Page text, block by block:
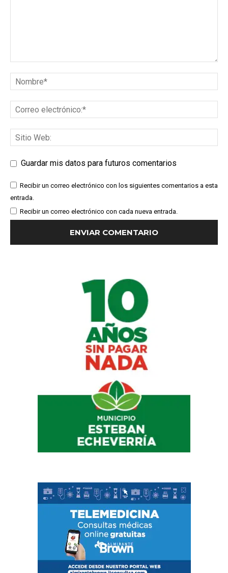
Guardar mis datos para futuros comentarios
Recibir un correo electrónico con los siguientes comentarios a esta
entrada.
Recibir un correo electrónico con cada nueva entrada.